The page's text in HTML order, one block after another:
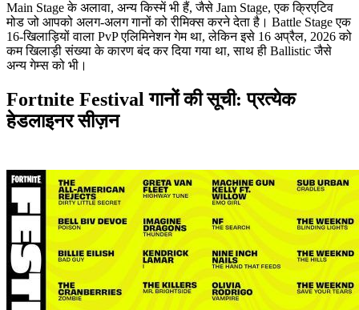
Main Stage के अलावा, अन्य किस्में भी हैं, जैसे Jam Stage, एक क्रिएटिव
मोड जो आपको अलग-अलग गानों को रीमिक्स करने देता है। Battle Stage एक
16-खिलाड़ियों वाला PvP एलिमिनेशन गेम था, लेकिन इसे 16 अप्रैल, 2026 को
कम खिलाड़ी संख्या के कारण बंद कर दिया गया था, साथ ही Ballistic जैसे
अन्य गेम्स को भी।
Fortnite Festival गानों की सूची: प्रत्येक
हेडलाइनर सीज़न